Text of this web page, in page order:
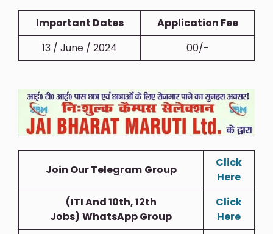
Important Dates
Application Fee
13 / June / 2024
00/-
Join Our Telegram Group
Click
Here
(ITI And 10th, 12th
Jobs) WhatsApp Group
Click
Here